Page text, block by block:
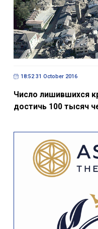
18:52 31 October 2016
Число лишившихся
достичь 100 тысяч